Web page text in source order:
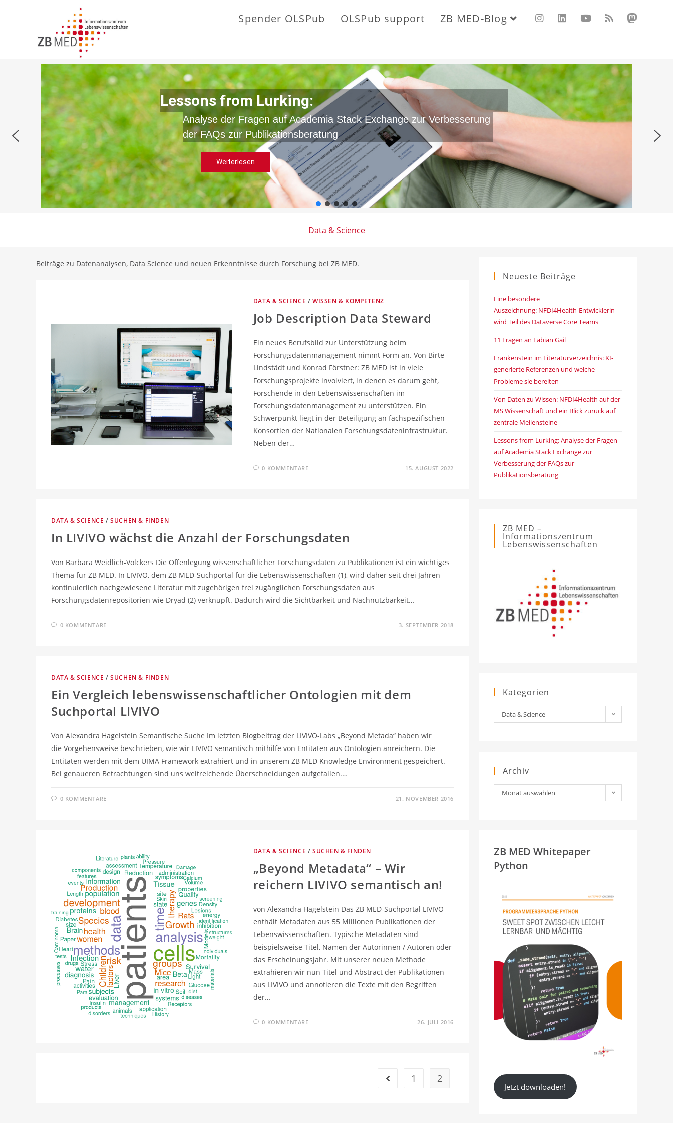
Spender OLSPub OLSPub support ZB MED-Blog
Lessons from Lurking:
Analyse der Fragen auf Academia Stack Exchange zur Verbesserung
der FAQs zur Publikationsberatung
Weiterlesen
Data & Science
Beiträge zu Datenanalysen, Data Science und neuen Erkenntnisse durch Forschung bei ZB MED.
DATA & SCIENCE /WISSEN & KOMPETENZ
Job Description Data Steward
Ein neues Berufsbild zur Unterstützung beim
Forschungsdatenmanagement nimmt Form an. Von Birte
Lindstädt und Konrad Förstner: ZB MED ist in viele
Forschungsprojekte involviert, in denen es darum geht,
Forschende in den Lebenswissenschaften im
Forschungsdatenmanagement zu unterstützen. Ein
Schwerpunkt liegt in der Beteiligung an fachspezifischen
Konsortien der Nationalen Forschungsdateninfrastruktur.
Neben der…
0 KOMMENTARE 15. AUGUST 2022
DATA & SCIENCE /SUCHEN & FINDEN
In LIVIVO wächst die Anzahl der Forschungsdaten
Von Barbara Weidlich-Völckers Die Offenlegung wissenschaftlicher Forschungsdaten zu Publikationen ist ein wichtiges
Thema für ZB MED. In LIVIVO, dem ZB MED-Suchportal für die Lebenswissenschaften (1), wird daher seit drei Jahren
kontinuierlich nachgewiesene Literatur mit zugehörigen frei zugänglichen Forschungsdaten aus
Forschungsdatenrepositorien wie Dryad (2) verknüpft. Dadurch wird die Sichtbarkeit und Nachnutzbarkeit…
0 KOMMENTARE 3. SEPTEMBER 2018
DATA & SCIENCE /SUCHEN & FINDEN
Ein Vergleich lebenswissenschaftlicher Ontologien mit dem
Suchportal LIVIVO
Von Alexandra Hagelstein Semantische Suche Im letzten Blogbeitrag der LIVIVO-Labs „Beyond Metada“ haben wir
die Vorgehensweise beschrieben, wie wir LIVIVO semantisch mithilfe von Entitäten aus Ontologien anreichern. Die
Entitäten werden mit dem UIMA Framework extrahiert und in unserem ZB MED Knowledge Environment gespeichert.
Bei genaueren Betrachtungen sind uns weitreichende Überschneidungen aufgefallen.…
0 KOMMENTARE 21. NOVEMBER 2016
DATA & SCIENCE /SUCHEN & FINDEN
„Beyond Metadata“ – Wir
reichern LIVIVO semantisch an!
von Alexandra Hagelstein Das ZB MED-Suchportal LIVIVO
enthält Metadaten aus 55 Millionen Publikationen der
Lebenswissenschaften. Typische Metadaten sind
beispielsweise Titel, Namen der Autorinnen / Autoren oder
das Erscheinungsjahr. Mit unserer neuen Methode
extrahieren wir nun Titel und Abstract der Publikationen
aus LIVIVO und annotieren die Texte mit den Begriffen
der…
0 KOMMENTARE 26. JULI 2016
Gehe zur vorherigen Seite
1 2
Neueste Beiträge
Eine besondere
Auszeichnung: NFDI4Health-Entwicklerin
wird Teil des Dataverse Core Teams
11 Fragen an Fabian Gail
Frankenstein im Literaturverzeichnis: KI-
generierte Referenzen und welche
Probleme sie bereiten
Von Daten zu Wissen: NFDI4Health auf der
MS Wissenschaft und ein Blick zurück auf
zentrale Meilensteine
Lessons from Lurking: Analyse der Fragen
auf Academia Stack Exchange zur
Verbesserung der FAQs zur
Publikationsberatung
ZB MED –
Informationszentrum
Lebenswissenschaften
Kategorien
Kategorien
Data & Science
Archiv
Archiv
Monat auswählen
ZB MED Whitepaper
Python
Jetzt downloaden!